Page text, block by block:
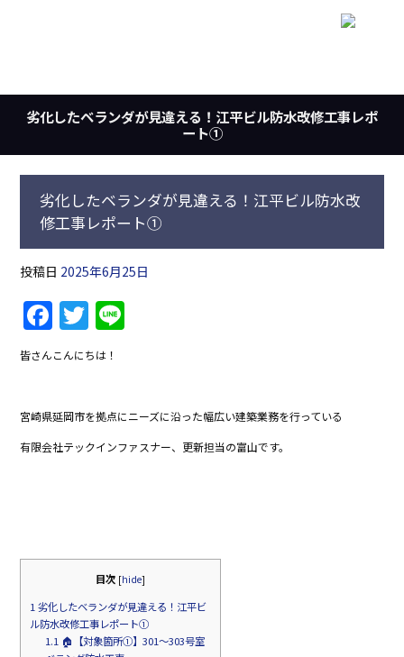
劣化したベランダが見違える！江平ビル防水改修工事レポ
ート①
劣化したベランダが見違える！江平ビル防水改
修工事レポート①
投稿日 2025年6月25日
F
a
c
e
b
o
T
w
itt
er
皆さんこんにちは！
宮崎県延岡市を拠点にニーズに沿った幅広い建築業務を行っている
有限会社テックインファスナー、更新担当の富山です。
目次 [hide]
1劣化したベランダが見違える！江平ビ
ル防水改修工事レポート①
1.1 🏠【対象箇所①】301～303号室